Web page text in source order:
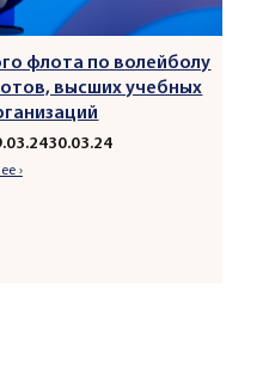
флота по волейболу
высших учебных
30.03.24
›